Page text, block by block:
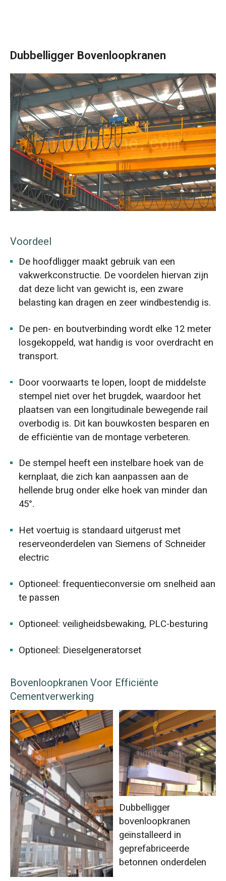
Dubbelligger Bovenloopkranen
Voordeel
De hoofdligger maakt gebruik van een
vakwerkconstructie. De voordelen hiervan zijn
dat deze licht van gewicht is, een zware
belasting kan dragen en zeer windbestendig is.
De pen- en boutverbinding wordt elke 12 meter
losgekoppeld, wat handig is voor overdracht en
transport.
Door voorwaarts te lopen, loopt de middelste
stempel niet over het brugdek, waardoor het
plaatsen van een longitudinale bewegende rail
overbodig is. Dit kan bouwkosten besparen en
de efficiëntie van de montage verbeteren.
De stempel heeft een instelbare hoek van de
kernplaat, die zich kan aanpassen aan de
hellende brug onder elke hoek van minder dan
45°.
Het voertuig is standaard uitgerust met
reserveonderdelen van Siemens of Schneider
electric
Optioneel: frequentieconversie om snelheid aan
te passen
Optioneel: veiligheidsbewaking, PLC-besturing
Optioneel: Dieselgeneratorset
Bovenloopkranen Voor Efficiënte
Cementverwerking
Dubbelligger
bovenloopkranen
geïnstalleerd in
geprefabriceerde
betonnen onderdelen